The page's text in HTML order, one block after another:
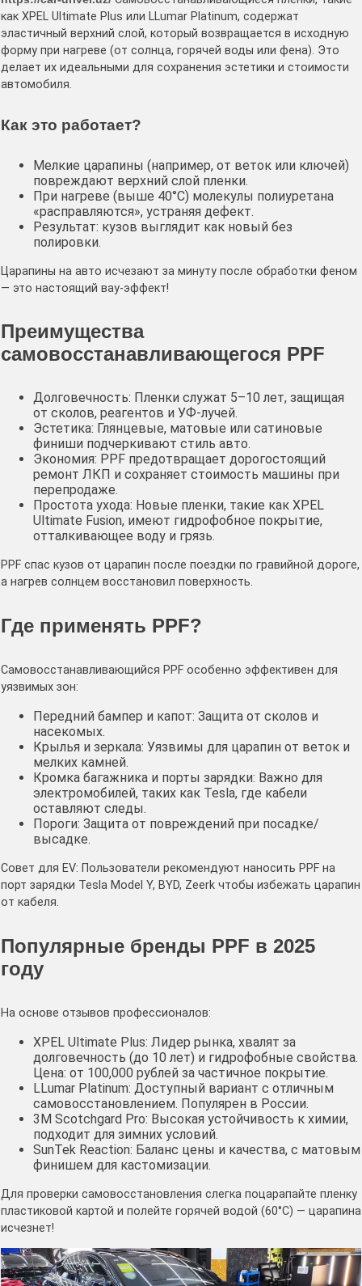
как XPEL Ultimate Plus или LLumar Platinum, содержат
эластичный верхний слой, который возвращается в исходную
форму при нагреве (от солнца, горячей воды или фена). Это
делает их идеальными для сохранения эстетики и стоимости
автомобиля.
Как это работает?
Мелкие царапины (например, от веток или ключей)
повреждают верхний слой пленки.
При нагреве (выше 40°C) молекулы полиуретана
«расправляются», устраняя дефект.
Результат: кузов выглядит как новый без
полировки.
Царапины на авто исчезают за минуту после обработки феном
— это настоящий вау-эффект!
Преимущества
самовосстанавливающегося PPF
Долговечность: Пленки служат 5–10 лет, защищая
от сколов, реагентов и УФ-лучей.
Эстетика: Глянцевые, матовые или сатиновые
финиши подчеркивают стиль авто.
Экономия: PPF предотвращает дорогостоящий
ремонт ЛКП и сохраняет стоимость машины при
перепродаже.
Простота ухода: Новые пленки, такие как XPEL
Ultimate Fusion, имеют гидрофобное покрытие,
отталкивающее воду и грязь.
PPF спас кузов от царапин после поездки по гравийной дороге,
а нагрев солнцем восстановил поверхность.
Где применять PPF?
Самовосстанавливающийся PPF особенно эффективен для
уязвимых зон:
Передний бампер и капот: Защита от сколов и
насекомых.
Крылья и зеркала: Уязвимы для царапин от веток и
мелких камней.
Кромка багажника и порты зарядки: Важно для
электромобилей, таких как Tesla, где кабели
оставляют следы.
Пороги: Защита от повреждений при посадке/
высадке.
Совет для EV: Пользователи рекомендуют наносить PPF на
порт зарядки Tesla Model Y, BYD, Zeerk чтобы избежать царапин
от кабеля.
Популярные бренды PPF в 2025
году
На основе отзывов профессионалов:
XPEL Ultimate Plus: Лидер рынка, хвалят за
долговечность (до 10 лет) и гидрофобные свойства.
Цена: от 100,000 рублей за частичное покрытие.
LLumar Platinum: Доступный вариант с отличным
самовосстановлением. Популярен в России.
3M Scotchgard Pro: Высокая устойчивость к химии,
подходит для зимних условий.
SunTek Reaction: Баланс цены и качества, с матовым
финишем для кастомизации.
Для проверки самовосстановления слегка поцарапайте пленку
пластиковой картой и полейте горячей водой (60°C) — царапина
исчезнет!